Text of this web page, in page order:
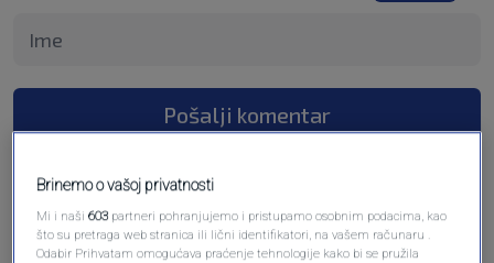
Pošalji komentar
Brinemo o vašoj privatnosti
Mi i naši603 partneri pohranjujemo i pristupamo osobnim podacima, kao
što su pretraga web stranica ili lični identifikatori, na vašem računaru .
Odabir Prihvatam omogućava praćenje tehnologije kako bi se pružila